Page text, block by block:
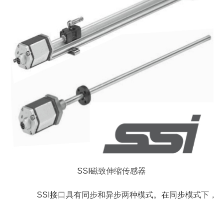
SSI 磁致伸缩传感器
SSI接口具有同步和异步两种模式。在同步模式下，